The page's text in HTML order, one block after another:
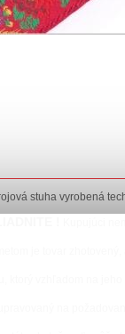
stuha vyrobená